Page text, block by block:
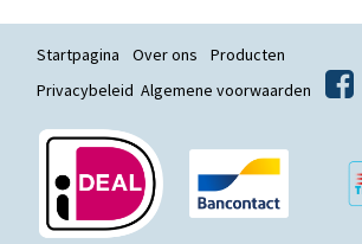
Startpagina Over ons
Producten
Privacybeleid Algemene voorwaarden